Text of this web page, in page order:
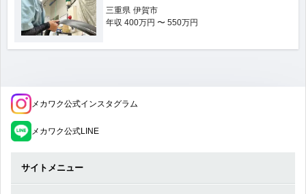
三重県 伊賀市
年収 400万円 〜 550万円
メカワク公式インスタグラム
メカワク公式LINE
サイトメニュー